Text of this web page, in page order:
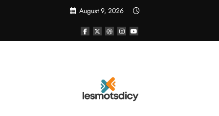
August 9, 2026